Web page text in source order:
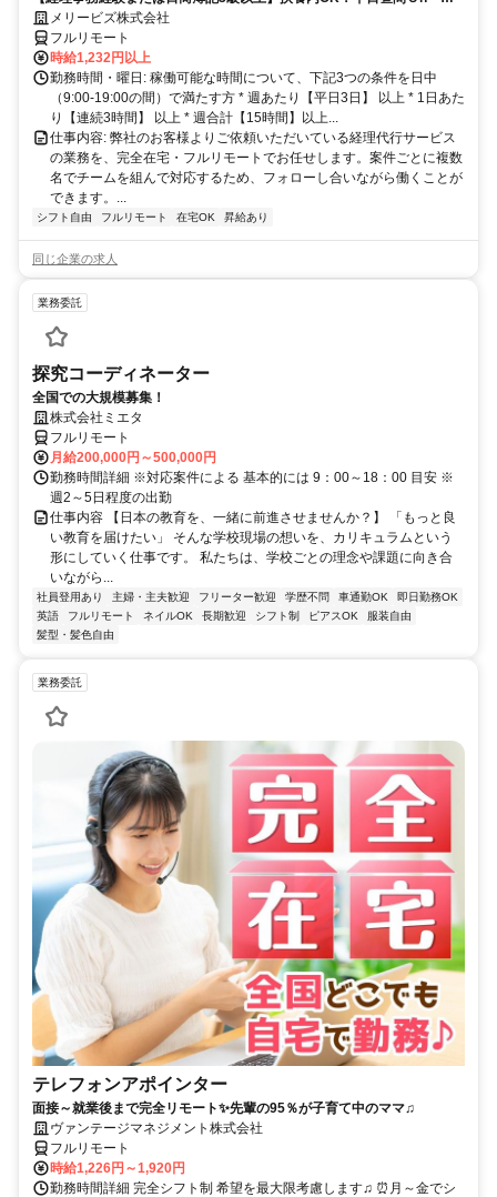
完全在宅で育児・介護中の方も大歓迎♪
メリービズ株式会社
フルリモート
時給1,232円以上
勤務時間・曜日: 稼働可能な時間について、下記3つの条件を日中
（9:00-19:00の間）で満たす方 * 週あたり【平日3日】 以上 * 1日あた
り【連続3時間】 以上 * 週合計【15時間】以上...
仕事内容: 弊社のお客様よりご依頼いただいている経理代行サービス
の業務を、完全在宅・フルリモートでお任せします。案件ごとに複数
名でチームを組んで対応するため、フォローし合いながら働くことが
できます。...
シフト自由 フルリモート 在宅OK 昇給あり
同じ企業の求人
業務委託
探究コーディネーター
全国での大規模募集！
株式会社ミエタ
フルリモート
月給200,000円～500,000円
勤務時間詳細 ※対応案件による 基本的には 9：00～18：00 目安 ※
週2～5日程度の出勤
仕事内容 【日本の教育を、一緒に前進させませんか？】 「もっと良
い教育を届けたい」 そんな学校現場の想いを、カリキュラムという
形にしていく仕事です。 私たちは、学校ごとの理念や課題に向き合
いながら...
社員登用あり 主婦・主夫歓迎 フリーター歓迎 学歴不問 車通勤OK
即日勤務OK
英語
フルリモート ネイルOK 長期歓迎 シフト制 ピアスOK
服装自由
髪型・髪色自由
業務委託
テレフォンアポインター
面接～就業後まで完全リモート✨先輩の95％が子育て中のママ♫
ヴァンテージマネジメント株式会社
フルリモート
時給1,226円～1,920円
勤務時間詳細 完全シフト制 希望を最大限考慮します♫ ⏰月～金でシ